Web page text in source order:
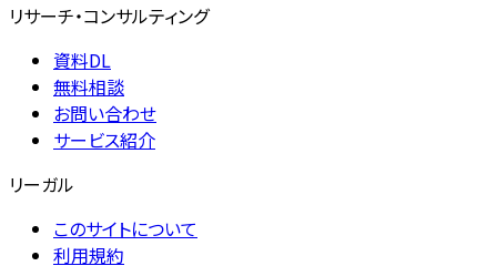
リサーチ・コンサルティング
資料DL
無料相談
お問い合わせ
サービス紹介
リーガル
このサイトについて
利用規約